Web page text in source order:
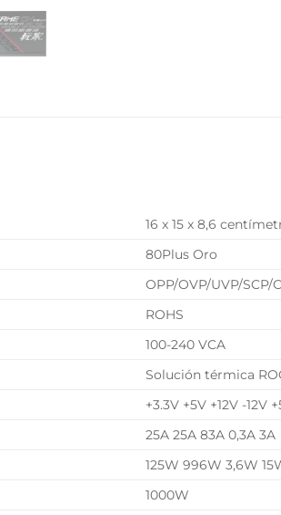
16 x 15 x 8,6
80Plus Oro
OPP/OVP/UVP/SCP/
ROHS
100-240 VCA
Solución térmica
+3.3V +5V +12V -12V
25A 25A 83A 0,3A 3A
125W 996W 3,6W
1000W